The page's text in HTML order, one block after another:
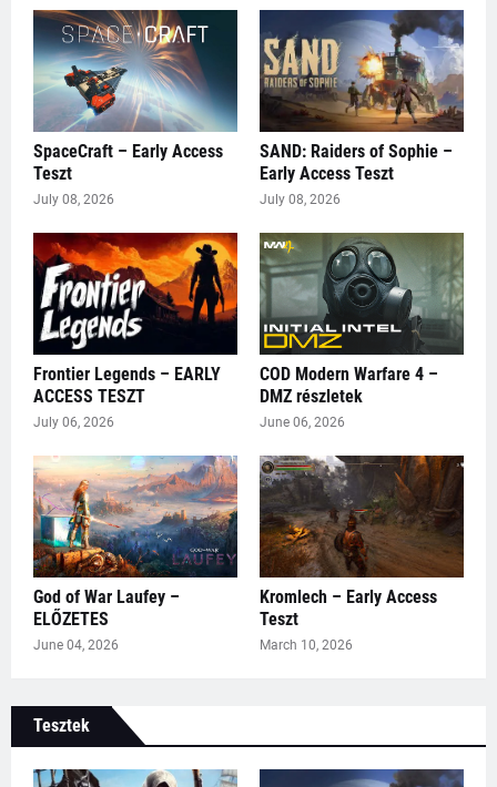
SpaceCraft – Early Access
Teszt
July 08, 2026
SAND: Raiders of Sophie –
Early Access Teszt
July 08, 2026
Frontier Legends – EARLY
ACCESS TESZT
July 06, 2026
COD Modern Warfare 4 –
DMZ részletek
June 06, 2026
God of War Laufey –
ELŐZETES
June 04, 2026
Kromlech – Early Access
Teszt
March 10, 2026
Tesztek